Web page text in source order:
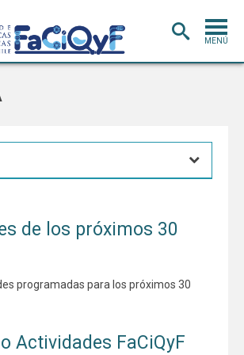
MENÚ
Y VINCULACIÓN
DEPARTAMENTOS
Académicos
de los próximos 30
programadas para los próximos 30
Actividades FaCiQyF